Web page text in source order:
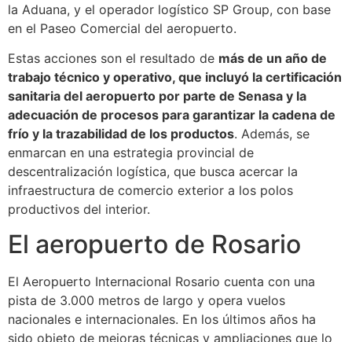
la Aduana, y el operador logístico SP Group, con base
en el Paseo Comercial del aeropuerto.
Estas acciones son el resultado de más de un año de
trabajo técnico y operativo, que incluyó la certificación
sanitaria del aeropuerto por parte de Senasa y la
adecuación de procesos para garantizar la cadena de
frío y la trazabilidad de los productos. Además, se
enmarcan en una estrategia provincial de
descentralización logística, que busca acercar la
infraestructura de comercio exterior a los polos
productivos del interior.
El aeropuerto de Rosario
El Aeropuerto Internacional Rosario cuenta con una
pista de 3.000 metros de largo y opera vuelos
nacionales e internacionales. En los últimos años ha
sido objeto de mejoras técnicas y ampliaciones que lo